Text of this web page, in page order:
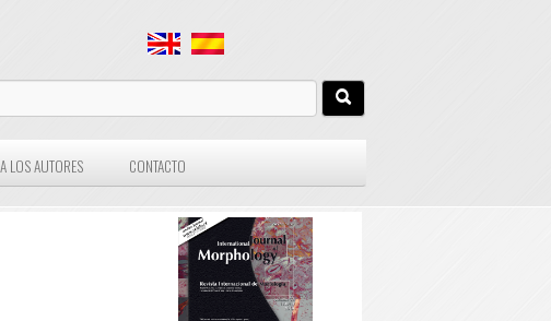
LOS AUTORES CONTACTO